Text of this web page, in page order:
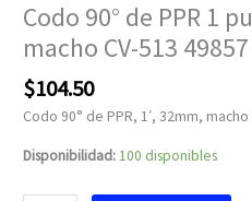
Codo 90° de PPR 1
macho CV-513
$104.50
Codo 90° de PPR, 1′, 32mm, macho
Disponibilidad:100 disponibles
pulgada
32mm
CV-
513
Foset